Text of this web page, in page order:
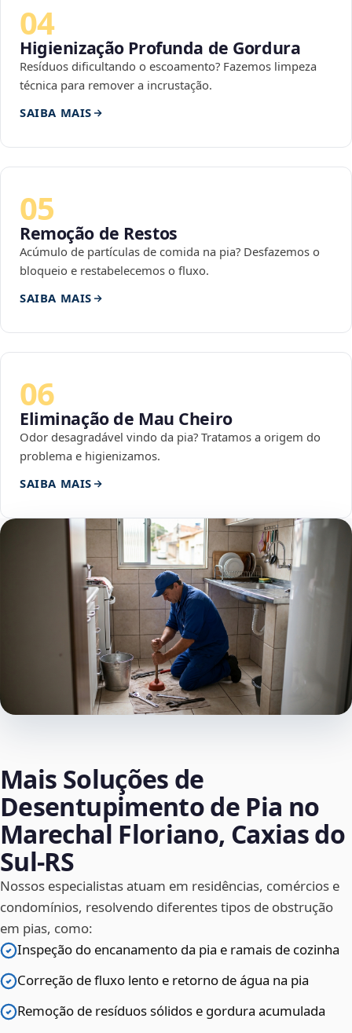
04
Higienização Profunda de Gordura
Resíduos dificultando o escoamento? Fazemos limpeza
técnica para remover a incrustação.
SAIBA MAIS
05
Remoção de Restos
Acúmulo de partículas de comida na pia? Desfazemos o
bloqueio e restabelecemos o fluxo.
SAIBA MAIS
06
Eliminação de Mau Cheiro
Odor desagradável vindo da pia? Tratamos a origem do
problema e higienizamos.
SAIBA MAIS
Mais Soluções de
Desentupimento de Pia no
Marechal Floriano, Caxias do
Sul‑RS
Nossos especialistas atuam em residências, comércios e
condomínios, resolvendo diferentes tipos de obstrução
em pias, como:
Inspeção do encanamento da pia e ramais de cozinha
Correção de fluxo lento e retorno de água na pia
Remoção de resíduos sólidos e gordura acumulada